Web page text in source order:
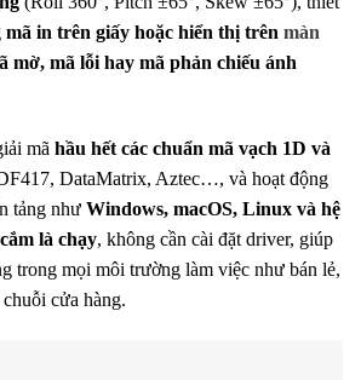
mã in trên giấy hoặc hiển thị trên màn
mờ, mã lỗi hay mã phản chiếu ánh
mã hầu hết các chuẩn mã vạch 1D và
DataMatrix, Aztec…, và hoạt động
tảng như Windows, macOS, Linux và hệ
cắm là chạy, không cần cài đặt driver, giúp
trong mọi môi trường làm việc như bán lẻ,
cửa hàng.